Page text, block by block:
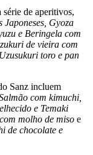
de aperitivos,
Japoneses, Gyoza
e Beringela com
de vieira com
toro e pan
Sanz incluem
com kimuchi,
e Temaki
molho de miso e
de chocolate e